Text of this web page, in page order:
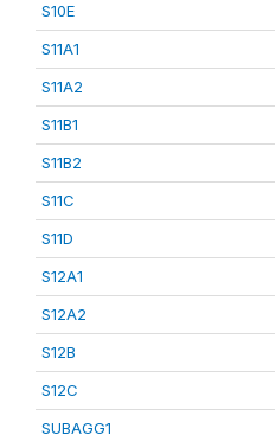
S10E
S11A1
S11A2
S11B1
S11B2
S11C
S11D
S12A1
S12A2
S12B
S12C
SUBAGG1